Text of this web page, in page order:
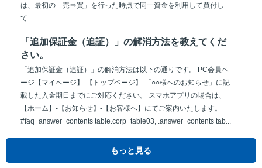
は、最初の「売⇒買」を行った時点で同一資金を利用して買付し
て...
「追加保証金（追証）」の解消方法を教えてくだ
さい。
「追加保証金（追証）」の解消方法は以下の通りです。 PC会員ペ
ージ【マイページ】-【トップページ】-「○○様へのお知らせ」に記
載した入金期日までにご対応ください。 スマホアプリの場合は、
【ホーム】-【お知らせ】-【お客様へ】にてご案内いたします。
#faq_answer_contents table.corp_table03, .answer_contents tab...
もっと見る